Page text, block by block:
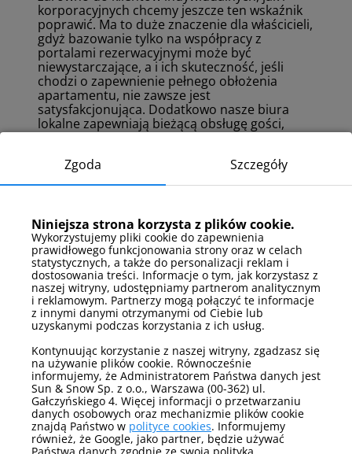
korporacyjnych chcemy jeszcze ten wskaźnik
poprawić. Ma to duże znaczenie dla właścicieli,
gdyż bazowanie tylko na współpracy z
portalami rezerwacyjnymi może być
niewystarczające, a i ich skuteczność, jeśli
chodzi o zapewnienie pełnego obłożenia
apartamentu, nie zawsze jest
satysfakcjonująca. Dodatkowo nasze biura
lokalne zapewniają bieżącą obsługę gości,
którzy w sytuacjach nagłych mogą liczyć na 24-
Majdak – Dyrektor ds. Kluczowych Klientów
w Sun & Snow.
Właściciela”, dzięki któremu mogą oni
wymieniać się tzw. „pobytami właścicielskimi”.
Członek klubu może przez 10 dni w roku
nieodpłatnie korzystać z apartamentów, które
znajdują się w klubie, zlokalizowanych w 36
kurortach w Polsce. Obecnie w ramach klubu
zrzeszonych jest blisko 700 apartamentów.
„Rozwijając kolejne udogodnienia dla
właścicieli, wprowadziliśmy m.in. elastyczność
we współpracy z wybranymi pośrednikami i
możliwość wyłączenia niektórych z nich – co
ma przełożenie na koszty ponoszone przez
poszczególne apartamenty. Właściciele mogą
też ustalić minimalną cenę za wynajem
swojego apartamentu lub zrezygnować z akcji
promocyjnych. Dzięki temu mają realny wpływ
na osiągane dochody. Stale udoskonalamy
Zgoda Szczegóły
Niniejsza strona korzysta z plików cookie.
Wykorzystujemy pliki cookie do zapewnienia
prawidłowego funkcjonowania strony oraz w celach
statystycznych, a także do personalizacji reklam i
dostosowania treści. Informacje o tym, jak korzystasz z
naszej witryny, udostępniamy partnerom analitycznym
i reklamowym. Partnerzy mogą połączyć te informacje
z innymi danymi otrzymanymi od Ciebie lub
uzyskanymi podczas korzystania z ich usług.
Kontynuując korzystanie z naszej witryny, zgadzasz się
na używanie plików cookie. Równocześnie
informujemy, że Administratorem Państwa danych jest
Sun & Snow Sp. z o.o., Warszawa (00-362) ul.
Gałczyńskiego 4. Więcej informacji o przetwarzaniu
danych osobowych oraz mechanizmie plików cookie
znajdą Państwo w polityce cookies. Informujemy
również, że Google, jako partner, będzie używać